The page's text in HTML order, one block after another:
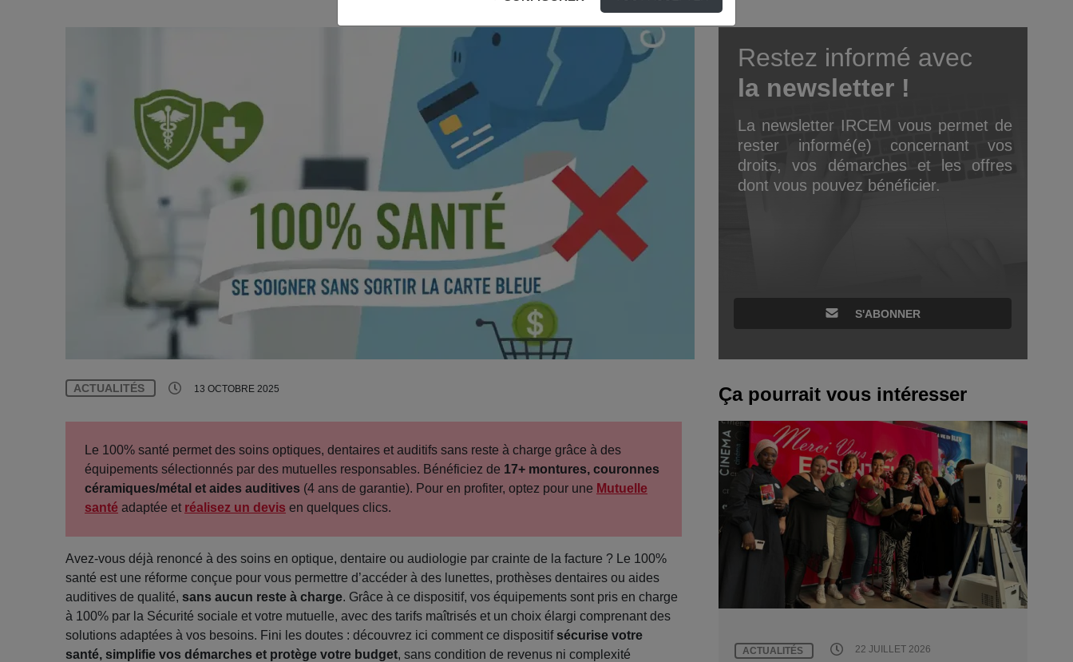
ACTUALITÉS 13 OCTOBRE 2025
Le 100% santé permet des soins optiques, dentaires et auditifs sans reste à charge grâce à des
équipements sélectionnés par des mutuelles responsables. Bénéficiez de 17+ montures, couronnes
céramiques/métal et aides auditives (4 ans de garantie). Pour en profiter, optez pour une Mutuelle
santé adaptée et réalisez un devis en quelques clics.
Avez-vous déjà renoncé à des soins en optique, dentaire ou audiologie par crainte de la facture ? Le 100%
santé est une réforme conçue pour vous permettre d’accéder à des lunettes, prothèses dentaires ou aides
auditives de qualité, sans aucun reste à charge. Grâce à ce dispositif, vos équipements sont pris en charge
à 100% par la Sécurité sociale et votre mutuelle, avec des tarifs maîtrisés et un choix élargi comprenant des
solutions adaptées à vos besoins. Fini les doutes : découvrez ici comment ce dispositifsécurise votre
santé, simplifie vos démarches et protège votre budget, sans condition de revenus ni complexité
Restez informé avec
la newsletter !
La newsletter IRCEM vous permet de
rester informé(e) concernant vos
droits, vos démarches et les offres
dont vous pouvez bénéficier.
S'ABONNER
Ça pourrait vous intéresser
ACTUALITÉS 22 JUILLET 2026